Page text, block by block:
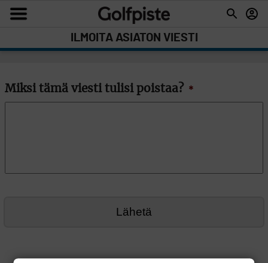
ILMOITA ASIATON VIESTI
Miksi tämä viesti tulisi poistaa? *